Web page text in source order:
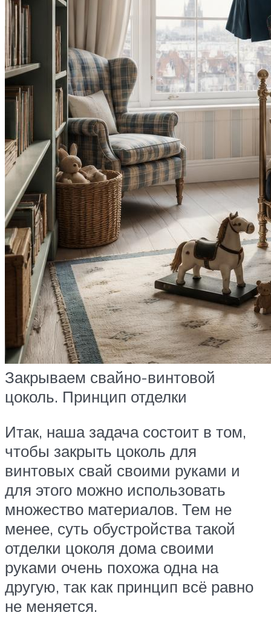
Закрываем свайно-винтовой
цоколь. Принцип отделки
Итак, наша задача состоит в том,
чтобы закрыть цоколь для
винтовых свай своими руками и
для этого можно использовать
множество материалов. Тем не
менее, суть обустройства такой
отделки цоколя дома своими
руками очень похожа одна на
другую, так как принцип всё равно
не меняется.